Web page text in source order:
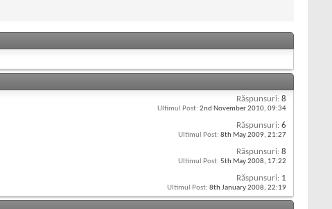
Răspunsuri: 8
Ultimul Post: 2nd November 2010, 09:34
Răspunsuri: 6
Ultimul Post: 8th May 2009, 21:27
Răspunsuri: 8
Ultimul Post: 5th May 2008, 17:22
Răspunsuri: 1
Ultimul Post: 8th January 2008, 22:19